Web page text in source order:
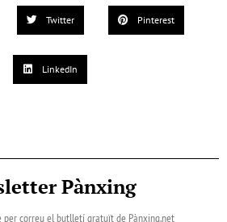
Twitter Pinterest
LinkedIn
Pànxing
per correu el butlletí gratuït de Pànxing.net​